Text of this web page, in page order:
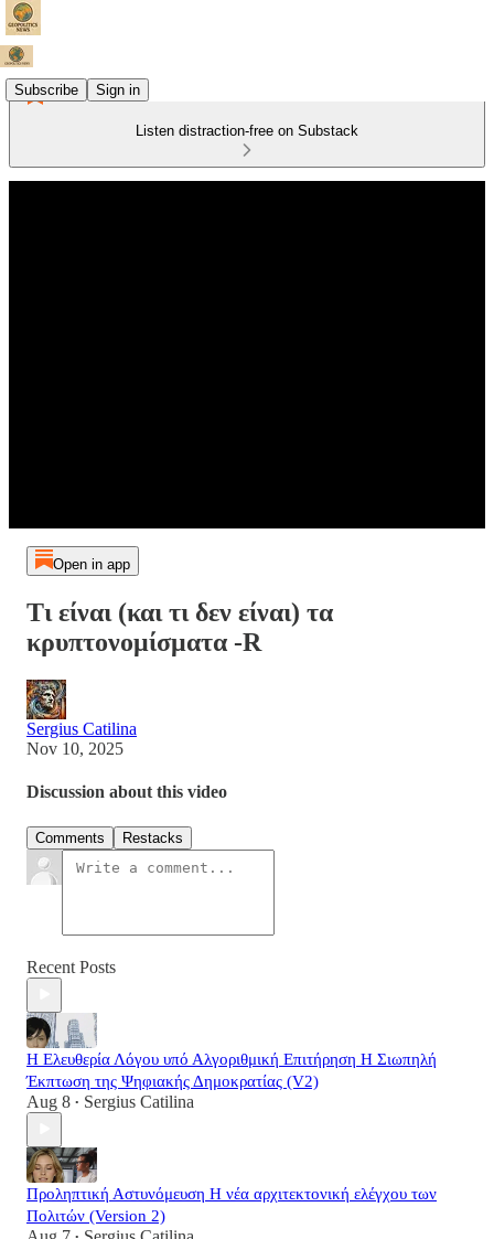
Subscribe Sign in
Listen distraction-free on Substack
Open in app
Τι είναι (και τι δεν είναι) τα
κρυπτονομίσματα -R
Sergius Catilina
Nov 10, 2025
Discussion about this video
Comments Restacks
Recent Posts
Η Ελευθερία Λόγου υπό Αλγοριθμική Επιτήρηση Η Σιωπηλή
Έκπτωση της Ψηφιακής Δημοκρατίας (V2)
Aug 8 • Sergius Catilina
Προληπτική Αστυνόμευση Η νέα αρχιτεκτονική ελέγχου των
Πολιτών (Version 2)